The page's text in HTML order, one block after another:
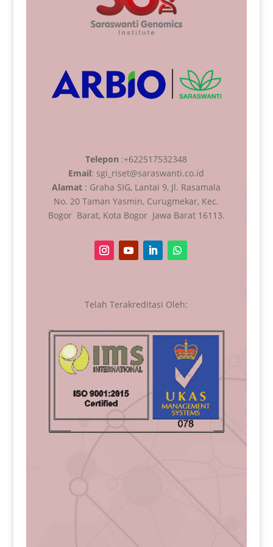
Telepon :+622517532348
Email: sgi_riset@saraswanti.co.id
Alamat : Graha SIG, Lantai 9, Jl. Rasamala
No. 20 Taman Yasmin, Curugmekar, Kec.
Bogor Barat, Kota Bogor Jawa Barat 16113.
Telah Terakreditasi Oleh: